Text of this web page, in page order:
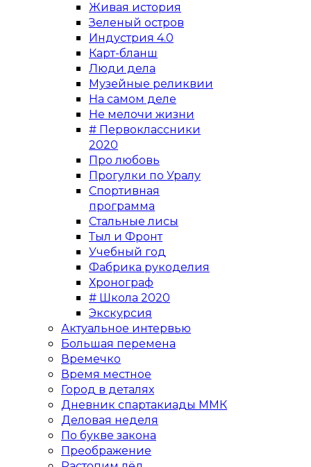
Живая история
Зеленый остров
Индустрия 4.0
Карт-бланш
Люди дела
Музейные реликвии
На самом деле
Не мелочи жизни
# Первоклассники
2020
Про любовь
Прогулки по Уралу
Спортивная
программа
Стальные лисы
Тыл и Фронт
Учебный год
Фабрика рукоделия
Хронограф
# Школа 2020
Экскурсия
Актуальное интервью
Большая перемена
Времечко
Время местное
Город в деталях
Дневник спартакиады ММК
Деловая неделя
По букве закона
Преображение